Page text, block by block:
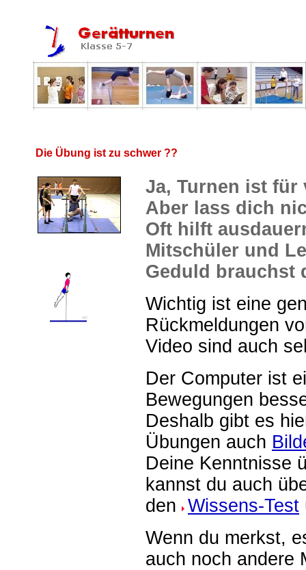
Die Übung ist zu schwer ??
Ja, Turnen ist für
Aber lass dich
Oft hilft
Mitschüler und
Geduld brauchst
Wichtig ist eine
Rückmeldungen
Video sind auch
Der Computer ist
Bewegungen
Deshalb gibt es
Übungen auch
Deine Kenntnisse
kannst du auch
den Wissens-Test
Wenn du merkst,
auch noch andere